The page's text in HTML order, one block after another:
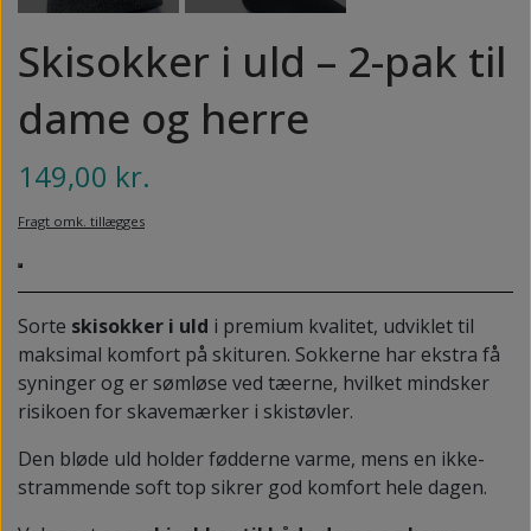
NEDSUNKEN FORFOD
OVERLAGTE TÆER
PLATFOD
PECLAVUS®
REFLEXWEAR
Skisokker i uld – 2-pak til
dame og herre
149,00 kr.
Fragt omk. tillægges
Sorte skisokker i uld i premium kvalitet, udviklet til
maksimal komfort på skituren. Sokkerne har ekstra få
syninger og er sømløse ved tæerne, hvilket mindsker
risikoen for skavemærker i skistøvler.
Den bløde uld holder fødderne varme, mens en ikke-
strammende soft top sikrer god komfort hele dagen.